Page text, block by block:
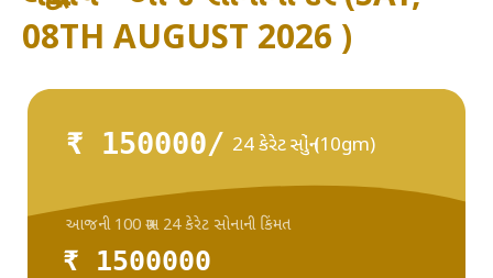
08TH AUGUST 2026 )
₹ 150000/ 24 કેરેટ સોનું (10gm)
₹ 1500000
આજની 100 ગ્રામ 24 કેરેટ સોનાની કિંમત